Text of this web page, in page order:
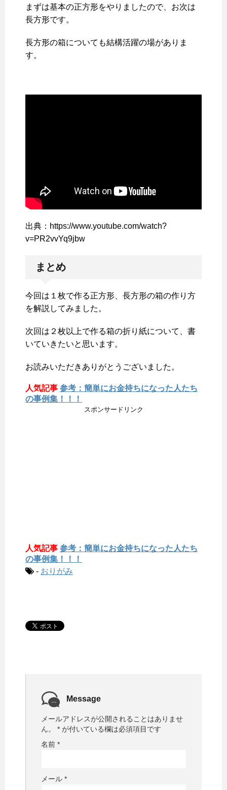
まずは基本の正方形をやりましたので、お次は
長方形です。
長方形の箱についても結構活躍の場がありま
す。
出典：https://www.youtube.com/watch?
v=PR2vvYq9jbw
まとめ
今回は１枚で作る正方形、長方形の箱の作り方
を解説してみました。
次回は２枚以上で作る箱の折り紙について、書
いていきたいと思います。
お読みいただきありがとうございました。
人気記事 参考：簡単にお金持ちになった人たち
の事例集！！！
スポンサードリンク
人気記事 参考：簡単にお金持ちになった人たち
の事例集！！！
- おりがみ
Message
メールアドレスが公開されることはありませ
ん。
* が付いている欄は必須項目です
名前 *
メール *